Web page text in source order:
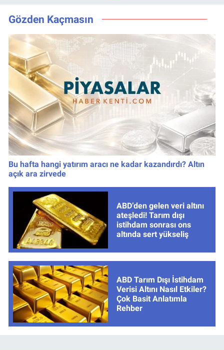
numaralar
Gözden Kaçmasın
Bu hafta hangi yatırım aracı ne kadar kazandırdı? Altın
açık ara zirvede
ABD’den gelen veri altını
ateşledi! Tarım dışı
istihdam sonrası ons
altında sert yükseliş
ABD Tarım Dışı İstihdam
Verisi Altını Nasıl Etkiler?
Çok Basit Anlatımla
Rehber